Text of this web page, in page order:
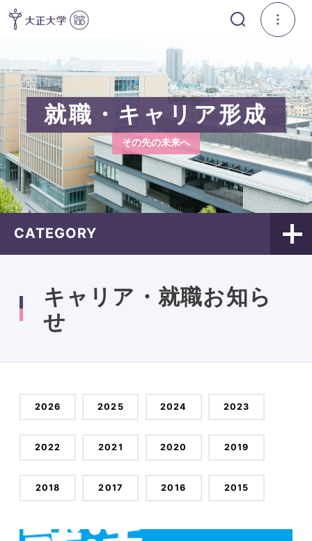
就職・キャリア形成
その先の未来へ
CATEGORY
キャリア・就職お知ら
せ
2026 2025 2024 2023
2022 2021 2020 2019
2018 2017 2016 2015